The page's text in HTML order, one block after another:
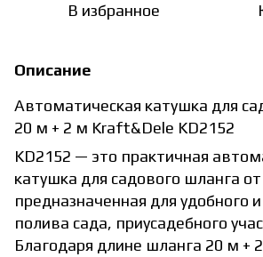
В избранное
Описание
Автоматическая катушка для
20 м + 2 м Kraft&Dele KD2152
KD2152 — это практичная
катушка для садового шланга
предназначенная для удобного
полива сада, приусадебного
Благодаря длине шланга 20 м +